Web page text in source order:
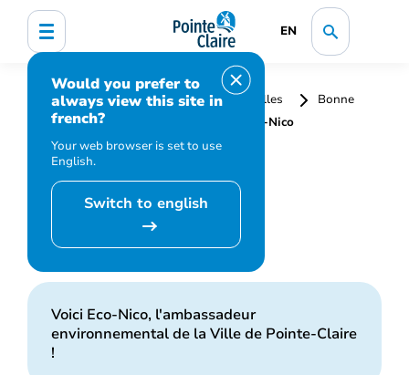
EN
Would you prefer to
always view this site in
french?
Your web browser is set to use
English.
Switch to english
Accueil Collectes et matières résiduelles
Bonne
gestion des matières résiduelles
Eco-Nico
Eco-Nico
Voici Eco-Nico, l'ambassadeur
environnemental de la Ville de Pointe-Claire
!